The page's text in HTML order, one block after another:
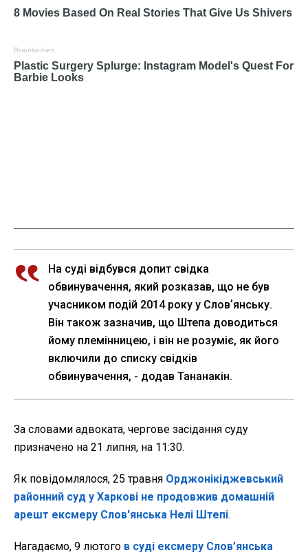
На суді відбувся допит свідка
обвинувачення, який розказав, що не був
учасником подій 2014 року у Словʼянську.
Він також зазначив, що Штепа доводиться
йому племінницею, і він не розуміє, як його
включили до списку свідків
обвинувачення, - додав Тананакін.
За словами адвоката, чергове засідання суду
призначено на 21 липня, на 11:30.
Як повідомлялося, 25 травня Орджонікіджевський
районний суд у Харкові не продовжив домашній
арешт ексмеру Слов'янська Нелі Штепі.
Нагадаємо, 9 лютого в суді ексмеру Слов’янська